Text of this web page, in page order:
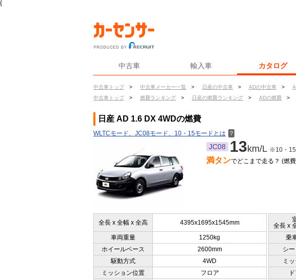
{
中古車 輸入車 カタログ
中古車トップ > 中古車メーカー一覧 > 日産の中古車 > ADの中古車 >
中古車トップ
> 燃費ランキング > 日産の燃費ランキング > ADの燃費 >
日産 AD 1.6 DX 4WDの燃費
WLTCモード、JC08モード、10・15モードとは ？
JC08 13km/L ※10・15
満タンでどこまで走る？ (燃
全長 x 全幅 x 全高 4395x1695x1545mm
全長 x
車両重量 1250kg 乗
ホイールベース
2600mm シー
駆動方式
4WD ミ
ミッション位置
フロア